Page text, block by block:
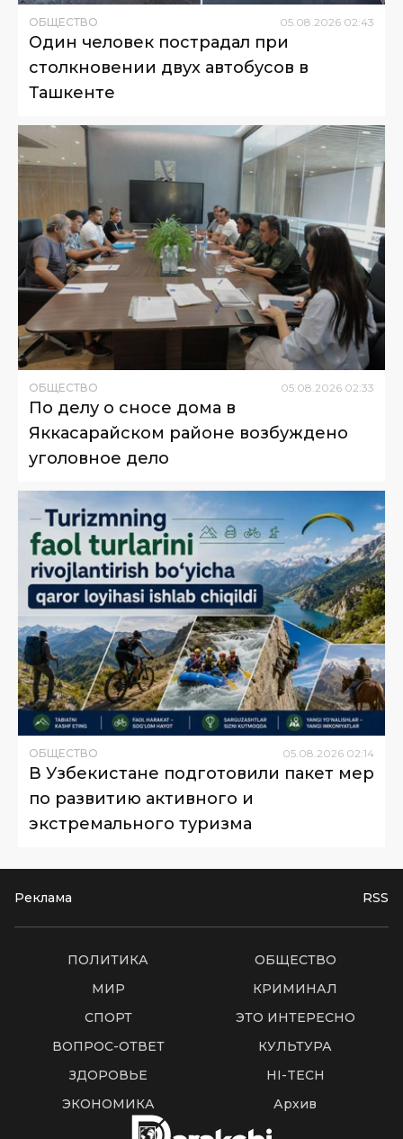
ОБЩЕСТВО 05 08 2026 02:43
Один человек пострадал при
столкновении двух автобусов в
Ташкенте
ОБЩЕСТВО 05.08.2026 02:33
По делу о сносе дома в
Яккасарайском районе возбуждено
уголовное дело
ОБЩЕСТВО 05.08.2026 02:14
В Узбекистане подготовили пакет мер
по развитию активного и
экстремального туризма
Реклама RSS
ПОЛИТИКА
ОБЩЕСТВО
МИР
КРИМИНАЛ
СПОРТ
ЭТО ИНТЕРЕСНО
ВОПРОС-ОТВЕТ
КУЛЬТУРА
ЗДОРОВЬЕ
HI-TECH
ЭКОНОМИКА
Архив